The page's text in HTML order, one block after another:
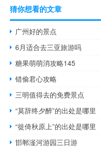
猜你想看的文章
广州好的景点
6月适合去三亚旅游吗
糖果萌萌消攻略145
错偷君心攻略
三明值得去的免费景点
“莫辞终夕醉”的出处是哪里
“徙倚秋原上”的出处是哪里
邯郸滏河游园三日游